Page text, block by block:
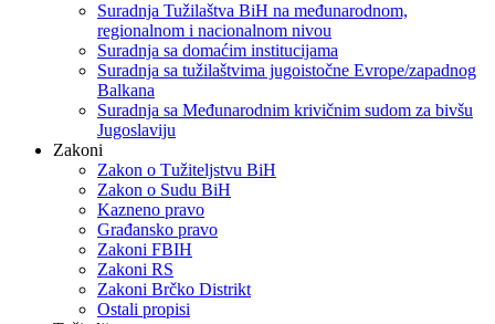
Suradnja Tužilaštva BiH na međunarodnom,
regionalnom i nacionalnom nivou
Suradnja sa domaćim institucijama
Suradnja sa tužilaštvima jugoistočne Evrope/zapadnog
Balkana
Suradnja sa Međunarodnim krivičnim sudom za bivšu
Jugoslaviju
Zakoni
Zakon o Тužiteljstvu BiH
Zakon o Sudu BiH
Kazneno pravo
Građansko pravo
Zakoni FBIH
Zakoni RS
Zakoni Brčko Distrikt
Ostali propisi